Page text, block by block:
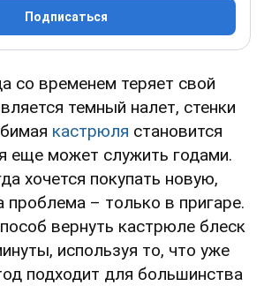
Подписаться
со временем теряет свой
темный налет, стенки
кастрюля становится
еще может служить годами.
хочется покупать новую,
проблема – только в пригаре.
вернуть кастрюле блеск
используя то, что уже
подходит для большинства